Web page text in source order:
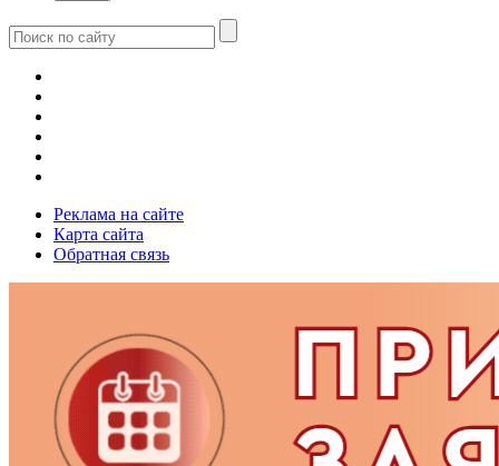
Реклама на сайте
Карта сайта
Обратная связь